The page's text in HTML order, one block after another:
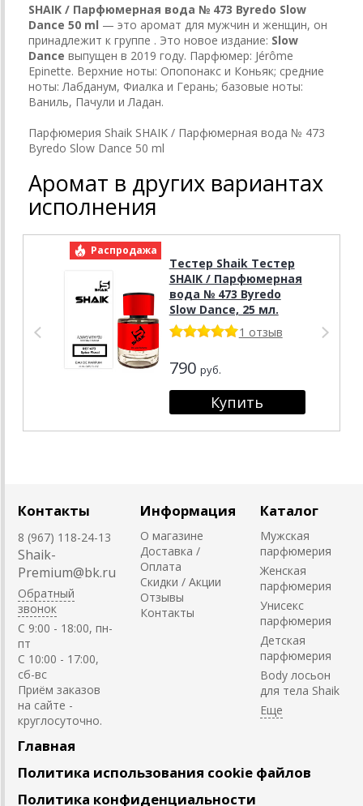
SHAIK / Парфюмерная вода № 473 Byredo Slow
Dance 50 ml — это аромат для мужчин и женщин, он
принадлежит к группе . Это новое издание: Slow
Dance выпущен в 2019 году. Парфюмер: Jérôme
Epinette. Верхние ноты: Опопонакс и Коньяк; средние
ноты: Лабданум, Фиалка и Герань; базовые ноты:
Ваниль, Пачули и Ладан.
Парфюмерия Shaik SHAIK / Парфюмерная вода № 473
Byredo Slow Dance 50 ml
Аромат в других вариантах
исполнения
Распродажа
Тестер Shaik Тестер
SHAIK / Парфюмерная
вода № 473 Byredo
Slow Dance, 25 мл.
1 отзыв
790 руб.
Контакты
8 (967) 118-24-13
Shaik-
Premium@bk.ru
Обратный
звонок
C 9:00 - 18:00, пн-
пт
С 10:00 - 17:00,
сб-вс
Приём заказов
на сайте -
круглосуточно.
Информация
О магазине
Доставка /
Оплата
Скидки / Акции
Отзывы
Контакты
Каталог
Мужская
парфюмерия
Женская
парфюмерия
Унисекс
парфюмерия
Детская
парфюмерия
Body лосьон
для тела Shaik
Главная
Политика использования cookie файлов
Политика конфиденциальности